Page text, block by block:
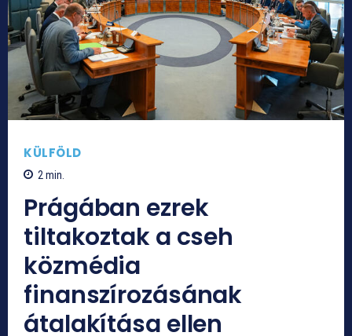
KÜLFÖLD
2min.
Prágában ezrek
tiltakoztak a cseh
közmédia
finanszírozásának
átalakítása ellen